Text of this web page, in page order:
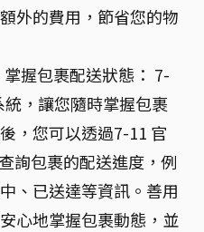
外的費用，節省您的物
握包裹配送狀態： 7-
，讓您隨時掌握包裹
，您可以透過7-11 官
詢包裹的配送進度，例
、已送達等資訊。善用
心地掌握包裹動態，並